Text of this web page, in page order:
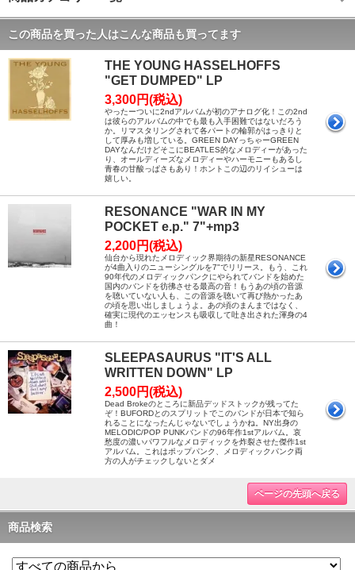
この商品を買った人はこんな商品も買ってます
THE YOUNG HASSELHOFFS
"GET DUMPED" LP
3,300円(税込)
やったーついに2ndアルバムが初のアナログ化！この2nd
は彼らのアルバムの中でも最も入手困難ではないだろう
か。リマスタリングされて各パートの輪郭がはっきりと
して厚みも増している。GREEN DAYっちゃーGREEN
DAYなんだけどそこにBEATLES的なメロディーがあった
り、オールディーズなメロディーやハーモニーもあるし
青春の甘酸っぱさもあり！ホントこの辺のリイシューは
嬉しい。
RESONANCE "WAR IN MY
POCKET e.p." 7"+mp3
2,200円(税込)
仙台から現れたメロディック界期待の新星RESONANCE
が4曲入りのニューシングルを7"でリリース。もう、これ
90年代のメロディックパンクにやられてバンドを始めた
国内のバンドを彷彿させる最高の音！もうあの頃の音源
を聴いていない人も、この音源を聴いて再び熱かったあ
の頃を思い出しましょうよ。あの頃のまんまではなく、
確実に現代のエッセンスも吸収して吐き出された渾身の4
曲！
SLEEPASAURUS "IT'S ALL
WRITTEN DOWN" LP
2,500円(税込)
Dead Brokeのところに新品デッドストックが残ってた
ぞ！BUFORDとのスプリットでこのバンドが日本で知ら
れることになったんじゃないでしょうかね。NY出身の
MELODIC/POP PUNKバンドの96年作1stアルバム。哀
愁度の濃いパワフルなメロディックを炸裂させた傑作1st
アルバム。これはポップパンク、メロディックパンク両
方の人がチェックしないとダメ
ページの先頭へ戻る
商品検索